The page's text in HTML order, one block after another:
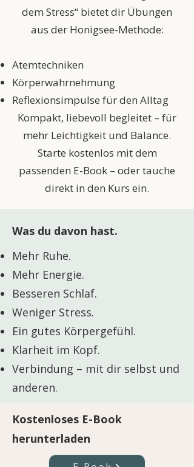
dem Stress“ bietet dir Übungen
aus der Honigsee-Methode:
Atemtechniken
Körperwahrnehmung
Reflexionsimpulse für den Alltag
Kompakt, liebevoll begleitet – für
mehr Leichtigkeit und Balance.
Starte kostenlos mit dem
passenden E-Book – oder tauche
direkt in den Kurs ein.
Was du davon hast.
Mehr Ruhe.
Mehr Energie.
Besseren Schlaf.
Weniger Stress.
Ein gutes Körpergefühl.
Klarheit im Kopf.
Verbindung – mit dir selbst und
anderen.
Kostenloses E-Book
herunterladen